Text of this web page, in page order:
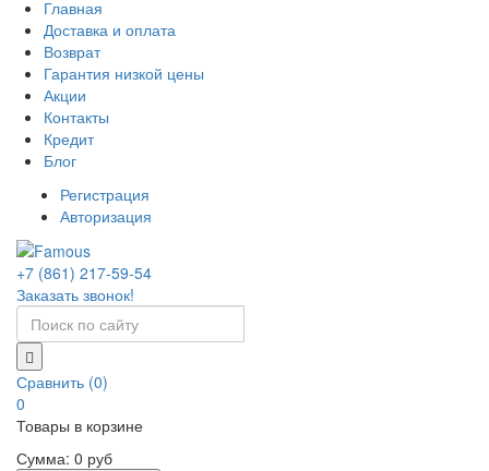
Главная
Доставка и оплата
Возврат
Гарантия низкой цены
Акции
Контакты
Кредит
Блог
Регистрация
Авторизация
+7 (861) 217-59-54
Заказать звонок!
Сравнить (0)
0
Товары в корзине
Сумма: 0 руб